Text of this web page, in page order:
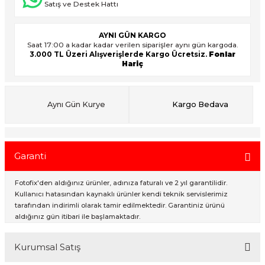
Satış ve Destek Hattı
AYNI GÜN KARGO
Saat 17:00 a kadar kadar verilen siparişler aynı gün kargoda.
3.000 TL Üzeri Alışverişlerde Kargo Ücretsiz. Fonlar
Hariç
Aynı Gün Kurye Kargo Bedava
Garanti
Fotofix'den aldığınız ürünler, adınıza faturalı ve 2 yıl garantilidir.
Kullanıcı hatasından kaynaklı ürünler kendi teknik servislerimiz
tarafından indirimli olarak tamir edilmektedir. Garantiniz ürünü
aldığınız gün itibari ile başlamaktadır.
Kurumsal Satış